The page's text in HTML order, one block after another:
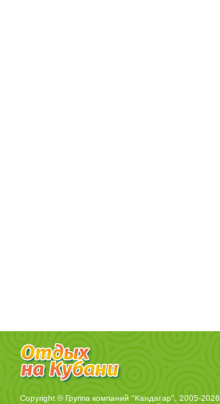
Copyright © Группа компаний "Кандагар", 2005-2026